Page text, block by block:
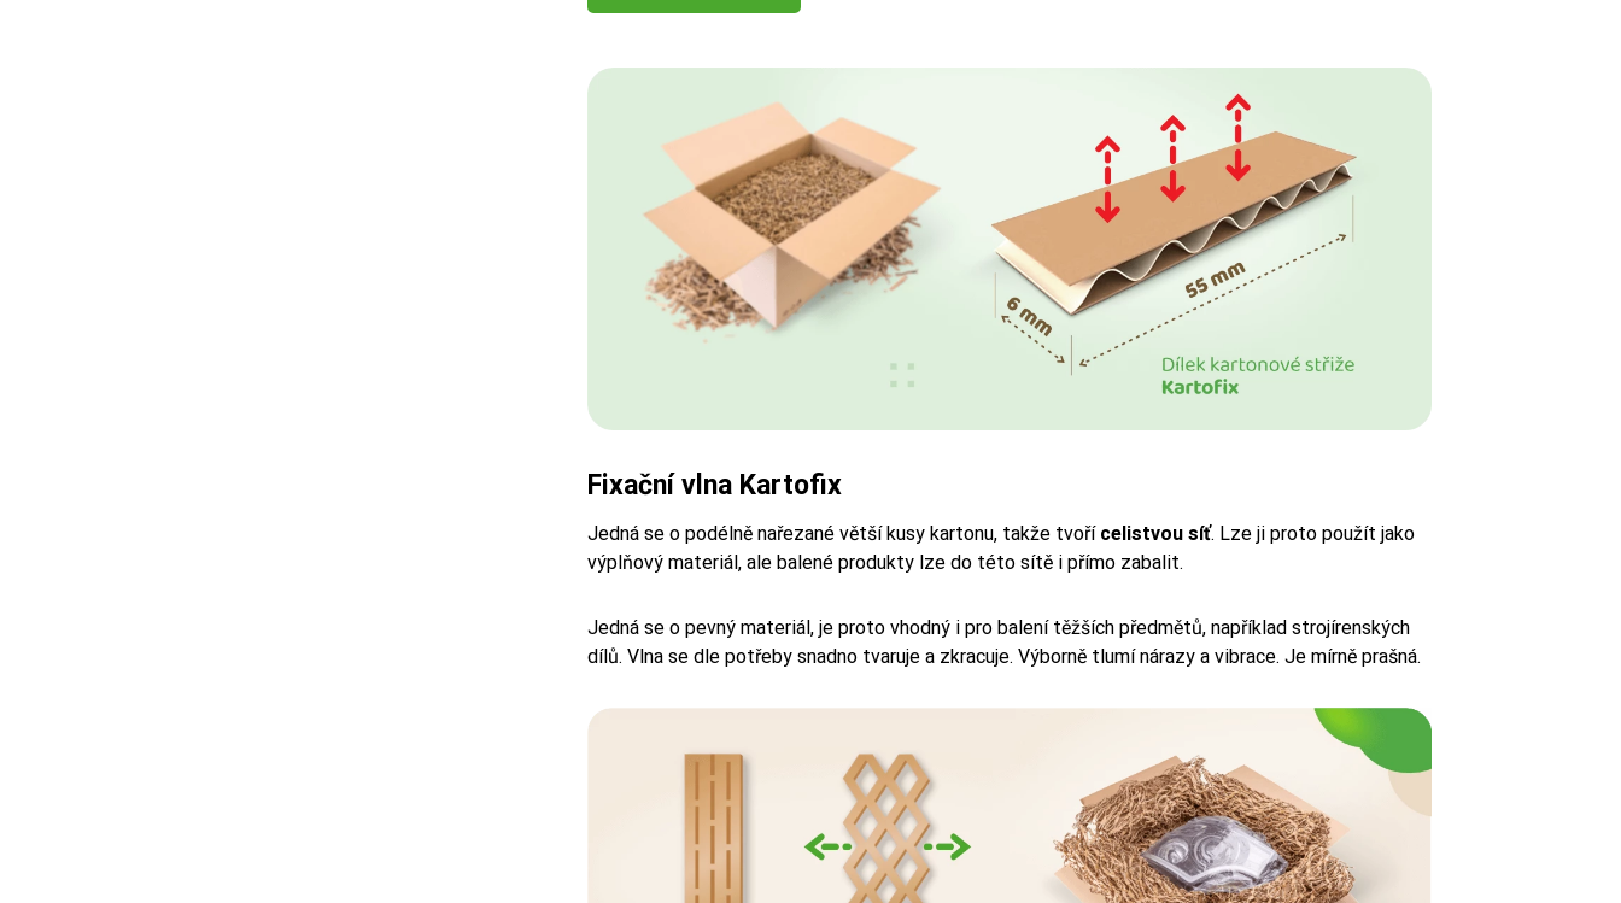
Fixační vlna Kartofix
Jedná se o podélně nařezané větší kusy kartonu, takže tvoří celistvou síť. Lze ji proto použít jako
výplňový materiál, ale balené produkty lze do této sítě i přímo zabalit.
Jedná se o pevný materiál, je proto vhodný i pro balení těžších předmětů, například strojírenských
dílů. Vlna se dle potřeby snadno tvaruje a zkracuje. Výborně tlumí nárazy a vibrace. Je mírně prašná.